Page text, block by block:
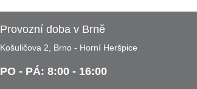
Provozní doba v Brně
Košuličova 2, Brno - Horní Heršpice
PO - PÁ: 8:00 - 16:00